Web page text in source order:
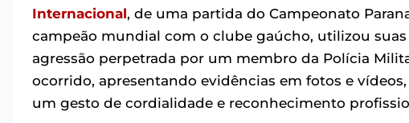
Internacional, de uma partida do Campeonato
campeão mundial com o clube gaúcho, utilizou
agressão perpetrada por um membro da Polícia
ocorrido, apresentando evidências em fotos e
um gesto de cordialidade e reconhecimento